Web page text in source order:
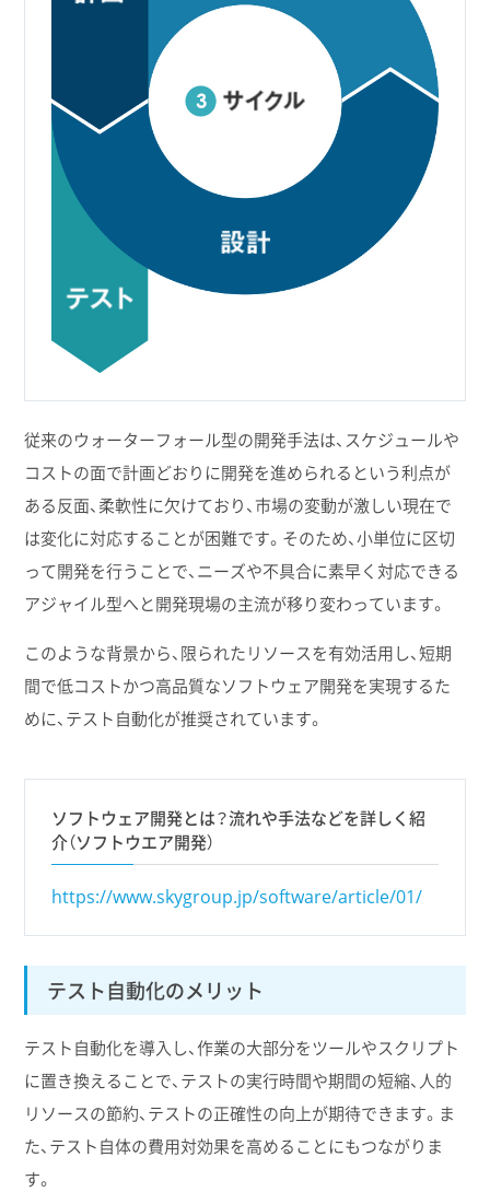
従来のウォーターフォール型の開発手法は、スケジュールや
コストの面で計画どおりに開発を進められるという利点が
ある反面、柔軟性に欠けており、市場の変動が激しい現在で
は変化に対応することが困難です。そのため、小単位に区切
って開発を行うことで、ニーズや不具合に素早く対応できる
アジャイル型へと開発現場の主流が移り変わっています。
このような背景から、限られたリソースを有効活用し、短期
間で低コストかつ高品質なソフトウェア開発を実現するた
めに、テスト自動化が推奨されています。
ソフトウェア開発とは？流れや手法などを詳しく紹
介（ソフトウエア開発）
https://www.skygroup.jp/software/article/01/
テスト自動化のメリット
テスト自動化を導入し、作業の大部分をツールやスクリプト
に置き換えることで、テストの実行時間や期間の短縮、人的
リソースの節約、テストの正確性の向上が期待できます。ま
た、テスト自体の費用対効果を高めることにもつながりま
す。